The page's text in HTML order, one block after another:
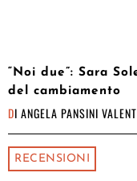
“Noi due”: Sara
del cambiamento
DI ANGELA PANSINI
RECENSIONI